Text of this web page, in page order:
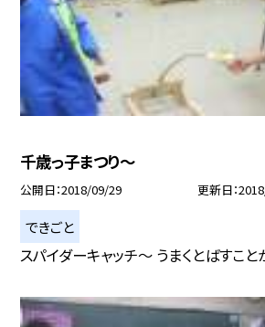
千歳っ子まつり〜
公開日 2018/09/29 更新日
できごと
スパイダーキャッチ〜 うまくとばすことが